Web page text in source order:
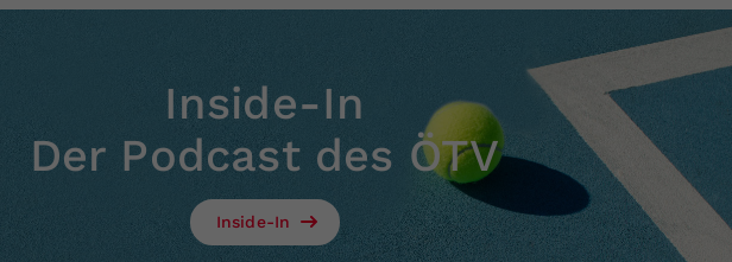
Inside-In
Der Podcast des ÖTV
Inside-In